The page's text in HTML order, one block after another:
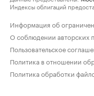
Индексы облигаций
Информация об
О соблюдении авторских
Пользовательское
Политика в отношении
Политика обработки